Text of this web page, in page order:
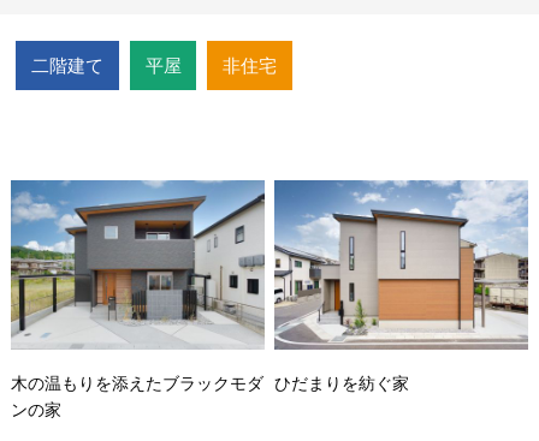
二階建て 平屋 非住宅
木の温もりを添えたブラックモダ
ンの家
ひだまりを紡ぐ家